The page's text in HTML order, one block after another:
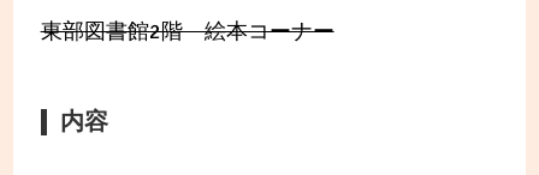
東部図書館2階 絵本コーナー
内容